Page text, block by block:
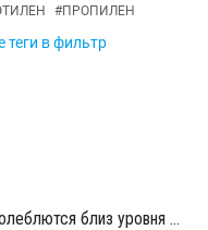
#ПРОПИЛЕН
теги в фильтр
Цены на пропилен в Азии и Европе колеблются близ уровня в USD1000